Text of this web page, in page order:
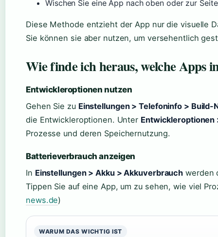
Wischen Sie eine App nach oben oder zur
Diese Methode entzieht der App nur die visuelle
Sie können sie aber nutzen, um versehentlich
Wie finde ich heraus, welche Apps
Entwickleroptionen nutzen
Gehen Sie zu Einstellungen > Telefoninfo > Build-
die Entwickleroptionen. Unter Entwickleroptionen
Prozesse und deren Speichernutzung.
Batterieverbrauch anzeigen
In Einstellungen > Akku > Akkuverbrauch werden
Tippen Sie auf eine App, um zu sehen, wie viel
news.de)
WARUM DAS WICHTIG IST